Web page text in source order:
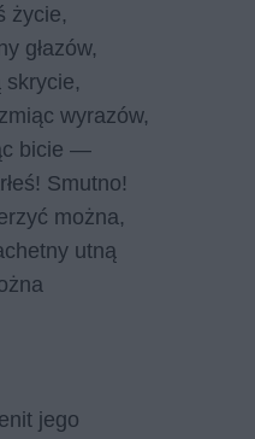
życie,
głazów,
skrycie,
wyrazów,
bicie —
Smutno!
można,
utną
jego